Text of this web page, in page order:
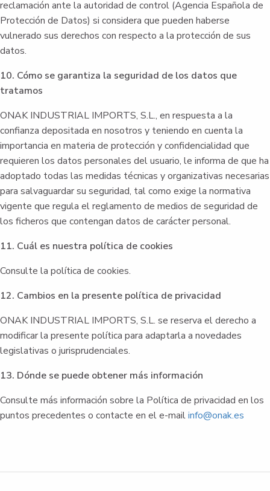
reclamación ante la autoridad de control (Agencia Española de
Protección de Datos) si considera que pueden haberse
vulnerado sus derechos con respecto a la protección de sus
datos.
10. Cómo se garantiza la seguridad de los datos que
tratamos
ONAK INDUSTRIAL IMPORTS, S.L., en respuesta a la
confianza depositada en nosotros y teniendo en cuenta la
importancia en materia de protección y confidencialidad que
requieren los datos personales del usuario, le informa de que ha
adoptado todas las medidas técnicas y organizativas necesarias
para salvaguardar su seguridad, tal como exige la normativa
vigente que regula el reglamento de medios de seguridad de
los ficheros que contengan datos de carácter personal.
11. Cuál es nuestra política de cookies
Consulte la política de cookies.
12. Cambios en la presente política de privacidad
ONAK INDUSTRIAL IMPORTS, S.L. se reserva el derecho a
modificar la presente política para adaptarla a novedades
legislativas o jurisprudenciales.
13. Dónde se puede obtener más información
Consulte más información sobre la Política de privacidad en los
puntos precedentes o contacte en el e-mailinfo@onak.es